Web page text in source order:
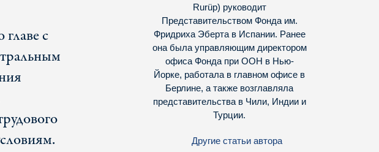
с
Rurüp) руководит
Представительством Фонда им.
Фридриха Эберта в Испании. Ранее
она была управляющим директором
офиса Фонда при ООН в Нью-
Йорке, работала в главном офисе в
Берлине, а также возглавляла
представительства в Чили, Индии и
Турции.
Другие статьи автора